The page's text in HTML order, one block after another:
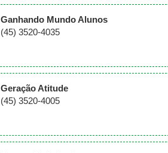
Ganhando Mundo Alunos
(45) 3520-4035
Geração Atitude
(45) 3520-4005